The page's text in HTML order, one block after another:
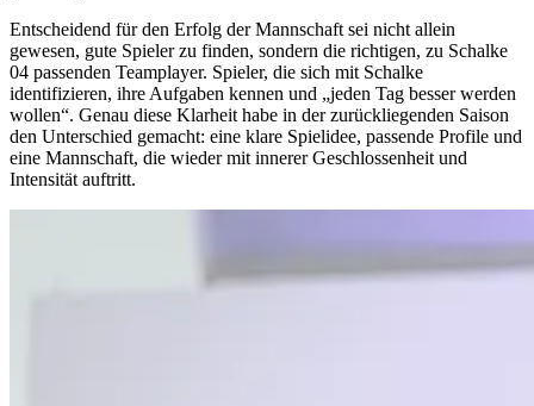
Entscheidend für den Erfolg der Mannschaft sei nicht allein
gewesen, gute Spieler zu finden, sondern die richtigen, zu Schalke
04 passenden Teamplayer. Spieler, die sich mit Schalke
identifizieren, ihre Aufgaben kennen und „jeden Tag besser werden
wollen“. Genau diese Klarheit habe in der zurückliegenden Saison
den Unterschied gemacht: eine klare Spielidee, passende Profile und
eine Mannschaft, die wieder mit innerer Geschlossenheit und
Intensität auftritt.